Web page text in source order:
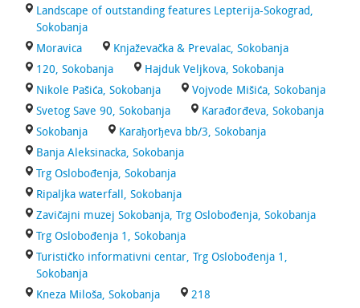
Landscape of outstanding features Lepterija-Sokograd,
Sokobanja
Moravica
Knjaževačka & Prevalac, Sokobanja
120, Sokobanja
Hajduk Veljkova, Sokobanja
Nikole Pašića, Sokobanja
Vojvode Mišića, Sokobanja
Svetog Save 90, Sokobanja
Karađorđeva, Sokobanja
Sokobanja
Karaђorђeva bb/3, Sokobanja
Banja Aleksinacka, Sokobanja
Trg Oslobođenja, Sokobanja
Ripaljka waterfall, Sokobanja
Zavičajni muzej Sokobanja, Trg Oslobođenja, Sokobanja
Trg Oslobođenja 1, Sokobanja
Turističko informativni centar, Trg Oslobođenja 1,
Sokobanja
Kneza Miloša, Sokobanja
218